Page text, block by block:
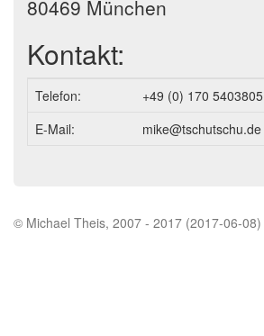
80469 München
Kontakt:
Telefon:
+49 (0) 170 5403805
E-Mail:
mike@tschutschu.de
© Michael Theis, 2007 - 2017 (2017-06-08)